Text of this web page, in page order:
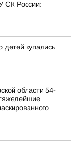
СК России:
детей купались
области 54-